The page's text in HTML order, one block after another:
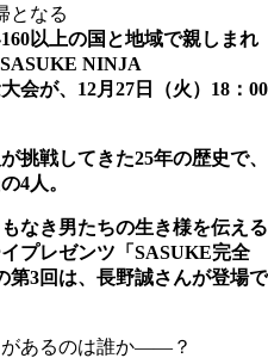
となる
以上の国と地域で親しまれ
NINJA
会が、12月27日（火）18：00
挑戦してきた25年の歴史で、
4人。
なき男たちの生き様を伝える
プレゼンツ「SASUKE完全
第3回は、長野誠さんが登場で
があるのは誰か――？